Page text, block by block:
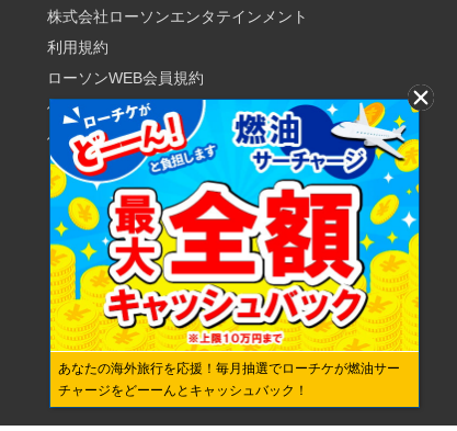
株式会社ローソンエンタテインメント
利用規約
ローソンWEB会員規約
個人情報の取り扱いについて
個人情報保護方針
あなたの海外旅行を応援！毎月抽選でローチケが燃油サー
チャージをどーーんとキャッシュバック！